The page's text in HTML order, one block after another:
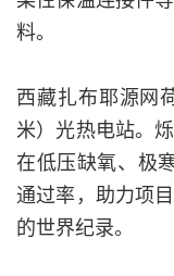
料。
西藏扎布耶源网
米）光热电站。
在低压缺氧、极
通过率，助力项
的世界纪录。